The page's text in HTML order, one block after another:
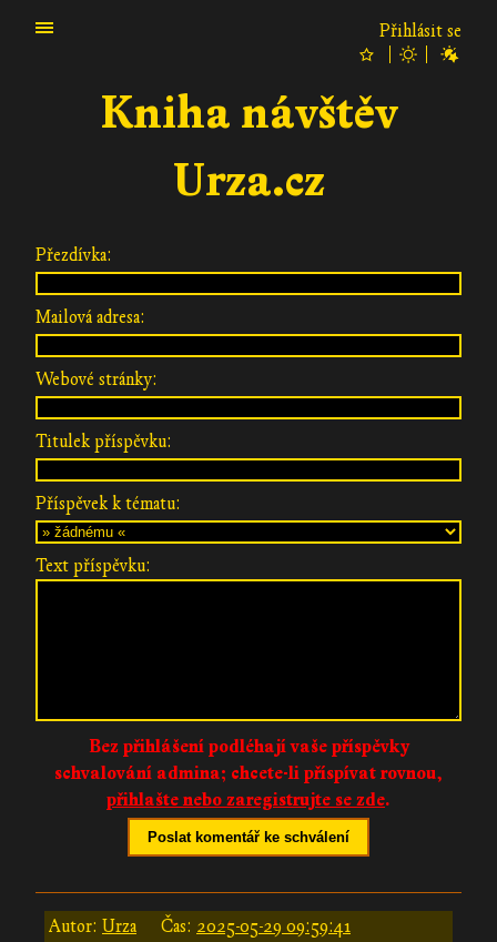
Přihlásit se
Kniha návštěv
Urza.cz
Přezdívka:
Mailová adresa:
Webové stránky:
Titulek příspěvku:
Příspěvek k tématu:
Text příspěvku:
Bez přihlášení podléhají vaše příspěvky
schvalování admina; chcete-li příspívat rovnou,
přihlašte nebo zaregistrujte se zde.
Poslat komentář ke schválení
Autor: Urza Čas: 2025-05-29 09:59:41